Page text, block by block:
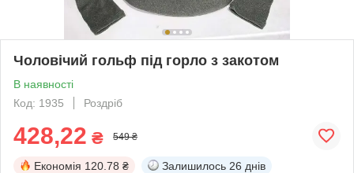
Чоловічий гольф під горло з закотом
В наявності
Код: 1935
Роздріб
428,22 ₴ 549 ₴
Економія 120.78 ₴ Залишилось 26 днів